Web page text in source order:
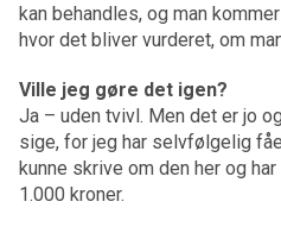
kan behandles, og man
hvor det bliver vurderet, om
Ville jeg gøre det igen?
Ja – uden tvivl. Men det er jo
sige, for jeg har selvfølgelig
kunne skrive om den her og
1.000 kroner.